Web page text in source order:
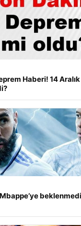
Haberi! 14